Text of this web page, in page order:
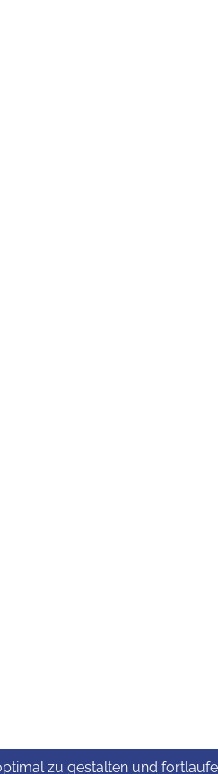
zu gestalten und